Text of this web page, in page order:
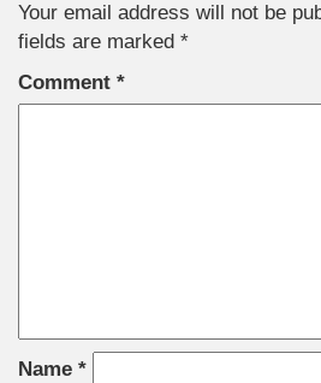
Your email address will not be
fields are marked *
Comment *
Name *